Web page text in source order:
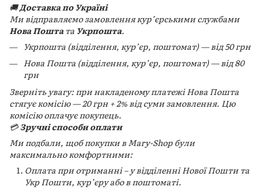
🚚Доставка по Україні
Ми відправляємо замовлення кур’єрськими службами
Нова Пошта та Укрпошта.
Укрпошта (відділення, кур’єр, поштомат) — від 50 грн
Нова Пошта (відділення, кур’єр, поштомат) — від 80
грн
Зверніть увагу: при накладеному платежі Нова Пошта
стягує комісію — 20 грн + 2% від суми замовлення. Цю
комісію оплачує покупець.
💳Зручні способи оплати
Ми подбали, щоб покупки в Mary-Shop були
максимально комфортними:
Оплата при отриманні – у відділенні Нової Пошти та
Укр Пошти, кур’єру або в поштоматі.